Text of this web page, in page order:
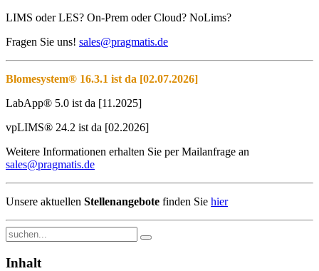
LIMS oder LES? On-Prem oder Cloud? NoLims?
Fragen Sie uns! sales@pragmatis.de
Blomesystem® 16.3.1 ist da [02.07.2026]
LabApp® 5.0 ist da [11.2025]
vpLIMS® 24.2 ist da [02.2026]
Weitere Informationen erhalten Sie per Mailanfrage an
sales@pragmatis.de
Unsere aktuellen Stellenangebote finden Sie hier
Inhalt